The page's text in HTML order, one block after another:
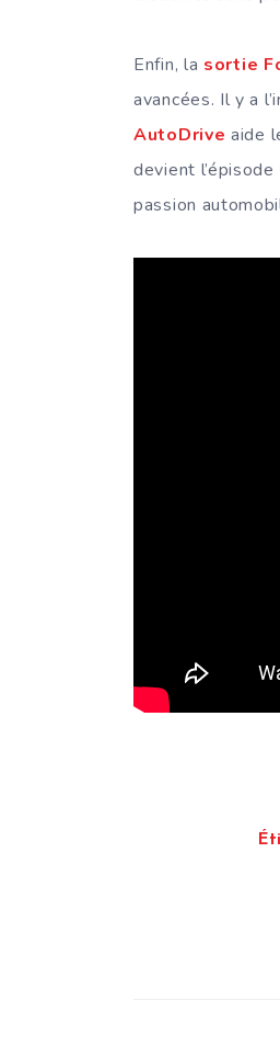
Enfin, la sortie
avancées. Il y a
AutoDrive aide
devient
passion